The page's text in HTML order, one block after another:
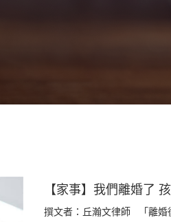
【家事】我們離婚了
撰文者：丘瀚文律師 「離婚